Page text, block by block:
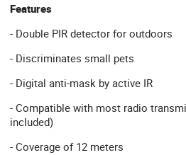
Features
- Double PIR detector for outdoors
- Discriminates small pets
- Digital anti-mask by active IR
- Compatible with most radio
included)
- Coverage of 12 meters